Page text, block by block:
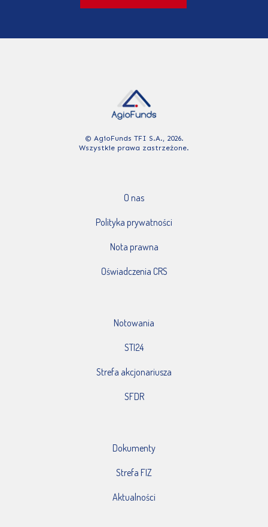
© AgioFunds TFI S.A., 2026.
Wszystkie prawa zastrzeżone.
O nas
Polityka prywatności
Nota prawna
Oświadczenia CRS
Notowania
STI24
Strefa akcjonariusza
SFDR
Dokumenty
Strefa FIZ
Aktualności